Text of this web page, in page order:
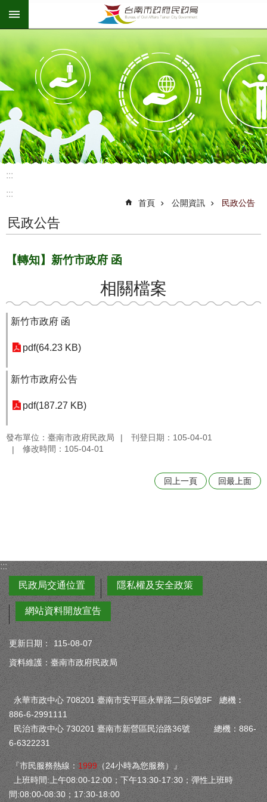
跳到主要內容區塊
:::
:::
首頁 公開資訊 民政公告
民政公告
【轉知】新竹市政府 函
相關檔案
新竹市政府 函
pdf(64.23 KB)
新竹市政府公告
pdf(187.27 KB)
發布單位：臺南市政府民政局
刊登日期：105-04-01
修改時間：105-04-01
回上一頁 回最上面
:::
民政局交通位置
隱私權及安全政策
網站資料開放宣告
更新日期：
115-08-07
資料維護：臺南市政府民政局
永華市政中心 708201 臺南市安平區永華路二段6號8F 總機︰
886-6-2991111
民治市政中心 730201 臺南市新營區民治路36號 總機：886-
6-6322231
『市民服務熱線： 1999 （24小時為您服務）』
上班時間:上午08:00-12:00；下午13:30-17:30；彈性上班時
間:08:00-08:30；17:30-18:00